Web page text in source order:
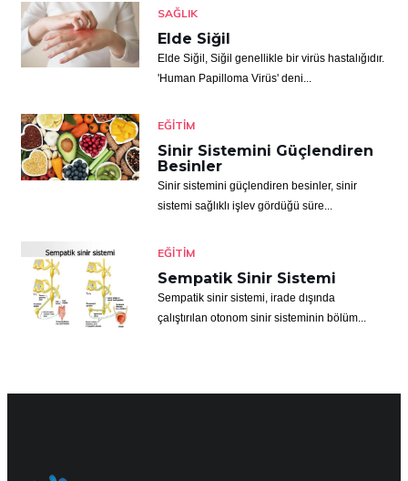
SAĞLIK
Elde Siğil
Elde Siğil, Siğil genellikle bir virüs hastalığıdır.
'Human Papilloma Virüs' deni...
EĞITIM
Sinir Sistemini Güçlendiren
Besinler
Sinir sistemini güçlendiren besinler, sinir
sistemi sağlıklı işlev gördüğü süre...
EĞITIM
Sempatik Sinir Sistemi
Sempatik sinir sistemi, irade dışında
çalıştırılan otonom sinir sisteminin bölüm...